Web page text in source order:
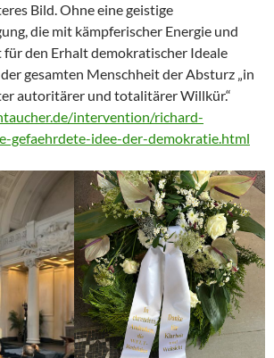
Bild. Ohne eine geistige
die mit kämpferischer Energie und
den Erhalt demokratischer Ideale
gesamten Menschheit der Absturz „in
autoritärer und totalitärer Willkür.“
intervention/richard-
gefaehrdete-idee-der-demokratie.html